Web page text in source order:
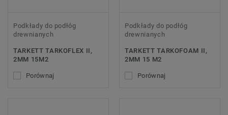
Podkłady do podłóg
drewnianych
TARKETT TARKOFLEX II,
2MM 15M2
Porównaj
Podkłady do podłóg
drewnianych
TARKETT TARKOFOAM II,
2MM 15 M2
Porównaj